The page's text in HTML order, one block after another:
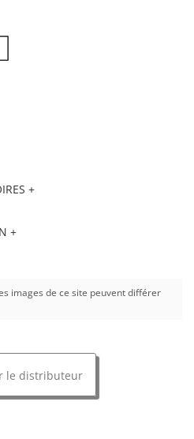
+
+
images de ce site peuvent différer
le distributeur